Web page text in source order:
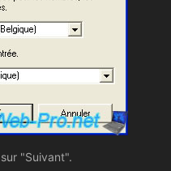
"Suivant".